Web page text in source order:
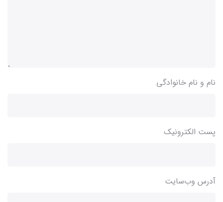
نام و نام خانوادگی
پست الکترونیک
آدرس وب‌سایت